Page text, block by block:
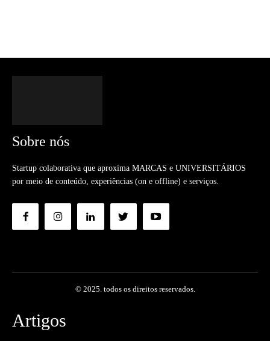
Sobre nós
Startup colaborativa que aproxima MARCAS e UNIVERSITÁRIOS
por meio de conteúdo, experiências (on e offline) e serviços.
© 2025. todos os direitos reservados.
Artigos